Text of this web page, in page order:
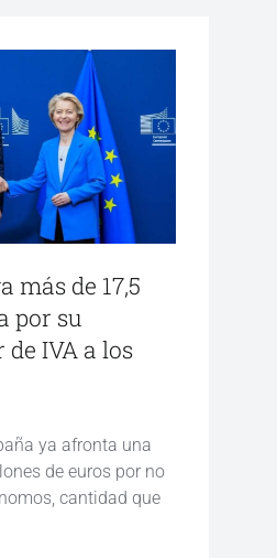
más de 17,5
por su
IVA a los
ya afronta una
de euros por no
cantidad que